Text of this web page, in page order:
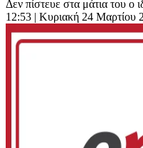
Δεν πίστευε στα μάτια του ο
12:53 | Κυριακή 24 Μαρτίου